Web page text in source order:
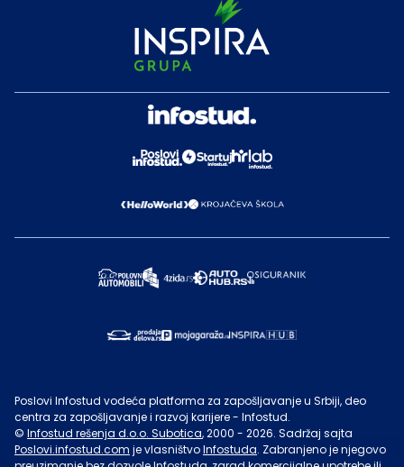
Poslovi Infostud vodeća platforma za zapošljavanje u Srbiji, deo
centra za zapošljavanje i razvoj karijere - Infostud.
© Infostud rešenja d.o.o. Subotica, 2000 - 2026. Sadržaj sajta
Poslovi.infostud.com je vlasništvoInfostuda. Zabranjeno je njegovo